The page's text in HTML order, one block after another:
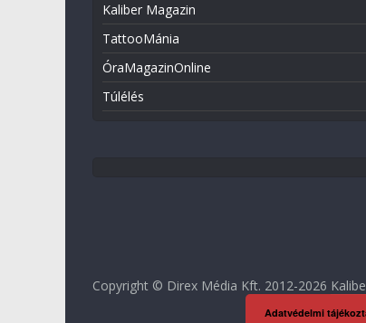
Kaliber Magazin
TattooMánia
ÓraMagazinOnline
Túlélés
Copyright © Direx Média Kft. 2012-2026
Adatvédelmi